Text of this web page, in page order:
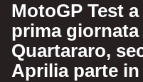
MotoGP Test
prima giornata
Quartararo,
Aprilia parte in